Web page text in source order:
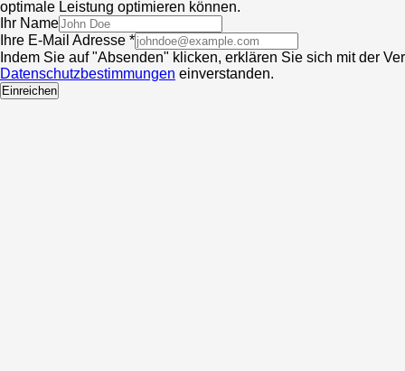
optimale Leistung optimieren können.
Ihr Name
Ihre E-Mail Adresse *
Indem Sie auf "Absenden" klicken, erklären Sie sich mit der
Datenschutzbestimmungen einverstanden.